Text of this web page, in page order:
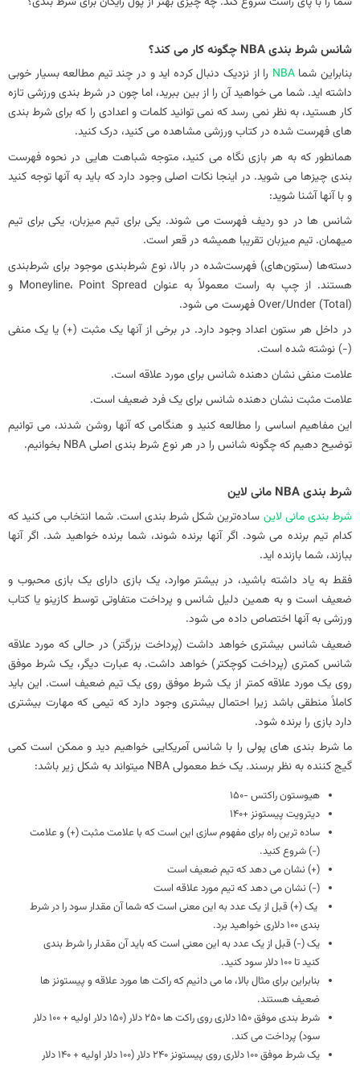
شانس شرط بندی NBA چگونه کار می کند؟
بنابراین شماNBA را از نزدیک دنبال کرده اید و در چند تیم مطالعه بسیار خوبی
داشته اید. شما می خواهید آن را از بین ببرید، اما چون در شرط بندی ورزشی تازه
کار هستید، به نظر نمی رسد که نمی توانید کلمات و اعدادی را که برای شرط بندی
های فهرست شده در کتاب ورزشی مشاهده می کنید، درک کنید.
همانطور که به هر بازی نگاه می کنید، متوجه شباهت هایی در نحوه فهرست
بندی چیزها می شوید. در اینجا نکات اصلی وجود دارد که باید به آنها توجه کنید
و با آنها آشنا شوید:
شانس ها در دو ردیف فهرست می شوند. یکی برای تیم میزبان، یکی برای تیم
میهمان. تیم میزبان تقریبا همیشه در قعر است.
دسته‌ها (ستون‌های) فهرست‌شده در بالا، نوع شرط‌بندی موجود برای شرط‌بندی
هستند. از چپ به راست معمولاً به عنوان Moneyline، Point Spread و
Over/Under (Total) فهرست می شود.
در داخل هر ستون اعداد وجود دارد. در برخی از آنها یک مثبت (+) یا یک منفی
(-) نوشته شده است.
علامت منفی نشان دهنده شانس برای مورد علاقه است.
علامت مثبت نشان دهنده شانس برای یک فرد ضعیف است.
این مفاهیم اساسی را مطالعه کنید و هنگامی که آنها روشن شدند، می توانیم
توضیح دهیم که چگونه شانس را در هر نوع شرط بندی اصلی NBA بخوانیم.
شرط بندی NBA مانی لاین
شرط‌ بندی مانی لاین ساده‌ترین شکل شرط‌ بندی است. شما انتخاب می کنید که
کدام تیم برنده می شود. اگر آنها برنده شوند، شما برنده خواهید شد. اگر آنها
ببازند، شما بازنده اید.
فقط به یاد داشته باشید، در بیشتر موارد، یک بازی دارای یک بازی محبوب و
ضعیف است و به همین دلیل شانس و پرداخت متفاوتی توسط کازینو یا کتاب
ورزشی به آنها اختصاص داده می شود.
ضعیف شانس بیشتری خواهد داشت (پرداخت بزرگتر) در حالی که مورد علاقه
شانس کمتری (پرداخت کوچکتر) خواهد داشت. به عبارت دیگر، یک شرط موفق
روی یک مورد علاقه کمتر از یک شرط موفق روی یک تیم ضعیف است. این باید
کاملاً منطقی باشد زیرا احتمال بیشتری وجود دارد که تیمی که مهارت بیشتری
دارد بازی را برنده شود.
ما شرط بندی های پولی را با شانس آمریکایی خواهیم دید و ممکن است کمی
گیج کننده به نظر برسند. یک خط معمولی NBA میتواند به شکل زیر باشد:
هیوستون راکتس -150
دیترویت پیستونز +140
ساده ترین راه برای مفهوم سازی این است که با علامت مثبت (+) و علامت
(-) شروع کنید.
(+) نشان می دهد که تیم ضعیف است
(-) نشان می دهد که تیم مورد علاقه است
یک (+) قبل از یک عدد به این معنی است که شما آن مقدار سود را در شرط
بندی 100 دلاری خواهید برد.
یک (-) قبل از یک عدد به این معنی است که باید آن مقدار را شرط بندی
کنید تا 100 دلار سود کنید.
بنابراین برای مثال بالا، ما می دانیم که راکت ها مورد علاقه و پیستونز ها
ضعیف هستند.
شرط بندی موفق 150 دلاری روی راکت ها 250 دلار (150 دلار اولیه + 100 دلار
سود) پرداخت می کند.
یک شرط موفق 100 دلاری روی پیستونز 240 دلار (100 دلار اولیه + 140 دلار